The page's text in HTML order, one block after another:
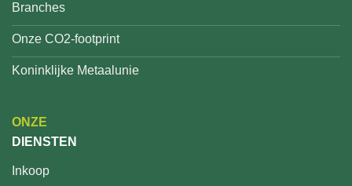
Branches
Onze CO2-footprint
Koninklijke Metaalunie
ONZE
DIENSTEN
Inkoop